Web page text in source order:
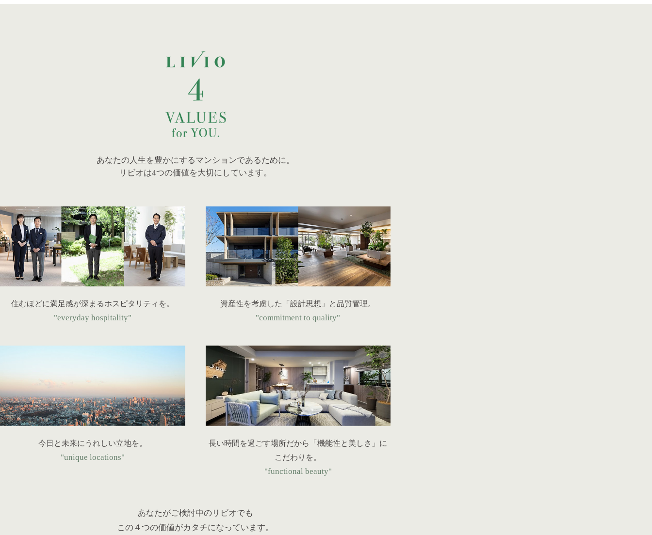
あなたの人生を豊かにするマンションであるために。
リビオは4つの価値を大切にしています。
住むほどに満足感が深まるホスピタリティを。
"everyday hospitality"
資産性を考慮した「設計思想」と品質管理。
"commitment to quality"
今日と未来にうれしい立地を。
"unique locations"
長い時間を過ごす場所だから
「機能性と美しさ」に
こだわりを。
"functional beauty"
あなたがご検討中のリビオでも
この４つの価値がカタチになっています。